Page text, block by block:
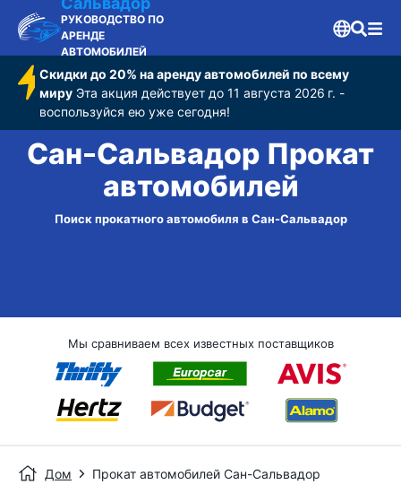
РУКОВОДСТВО ПО
АРЕНДЕ
АВТОМОБИЛЕЙ
Скидки до 20% на аренду автомобилей по всему
мируЭта акция действует до 11 августа 2026 г. -
воспользуйся ею уже сегодня!
Сан-Сальвадор Прокат
автомобилей
Поиск прокатного автомобиля в Сан-Сальвадор
Мы сравниваем всех известных поставщиков
Дом Прокат автомобилей Сан-Сальвадор